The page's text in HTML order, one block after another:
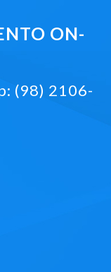
ON-
(98) 2106-